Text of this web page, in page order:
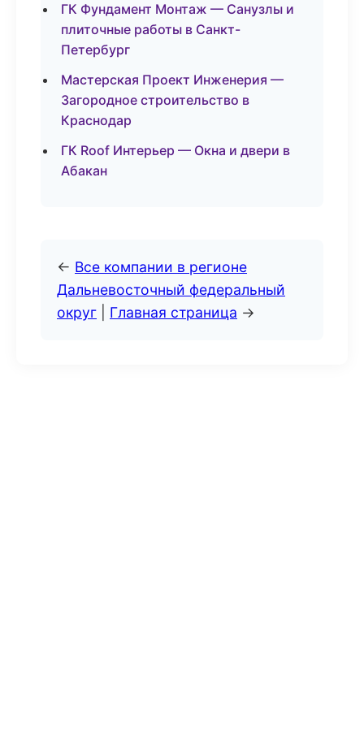
ГК Фундамент Монтаж — Санузлы и
плиточные работы в Санкт-
Петербург
Мастерская Проект Инженерия —
Загородное строительство в
Краснодар
ГК Roof Интерьер — Окна и двери в
Абакан
← Все компании в регионе
Дальневосточный федеральный
округ
Главная страница →